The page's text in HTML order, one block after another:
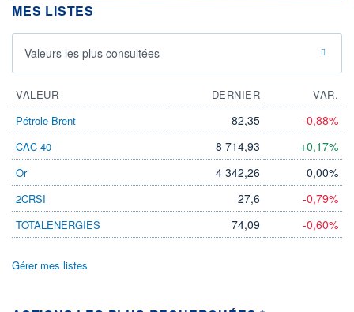
MES LISTES
Valeurs les plus consultées
VALEUR DERNIER
VAR.
Pétrole Brent
82,35 -0,88%
CAC 40 8 714,93 +0,17%
Or 4 342,26 0,00%
2CRSI 27,6 -0,79%
TOTALENERGIES 74,09 -0,60%
Gérer mes listes